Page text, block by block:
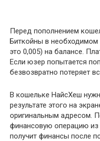
Перед пополнением
Биткойны в необходимом
это 0,005) на балансе.
Если юзер попытается
безвозвратно потеряет
В кошельке НайсХеш
результате этого на
оригинальным адресом.
финансовую операцию из
получит финансы после